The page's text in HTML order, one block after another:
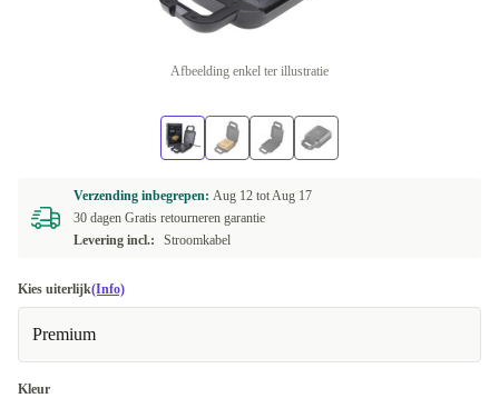
Afbeelding enkel ter illustratie
Verzending inbegrepen: Aug 12 totAug 17
30 dagen Gratis retourneren garantie
Levering incl.:
Stroomkabel
Kies uiterlijk(Info)
Premium
Kleur